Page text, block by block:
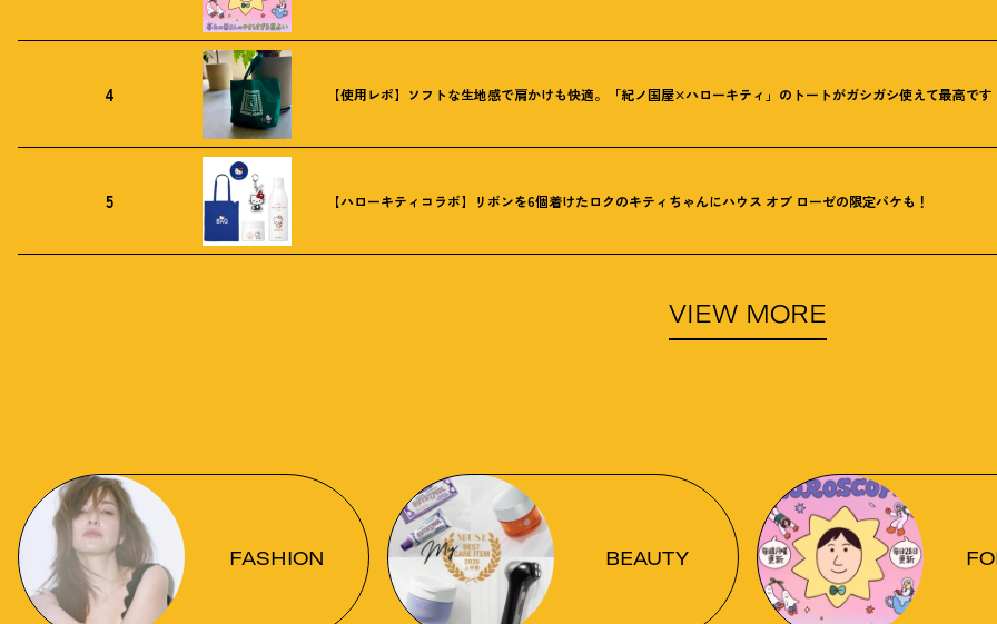
4 【使用レポ】ソフトな生地感で肩かけも快適。「紀ノ国屋×ハローキティ」のトートがガシガシ使えて最高です
5 【ハローキティコラボ】リボンを6個着けたロクのキティちゃんにハウス オブ ローゼの限定パケも ！
VIEW MORE
FASHION BEAUTY